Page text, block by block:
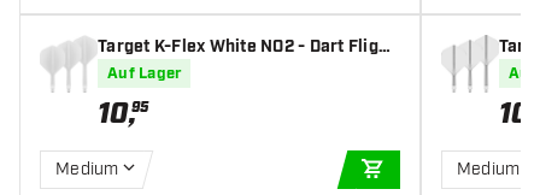
Target K-Flex White NO2 - Dart Flight
Auf Lager
10,95
Medium
IN DEN
Auf
10
Medium